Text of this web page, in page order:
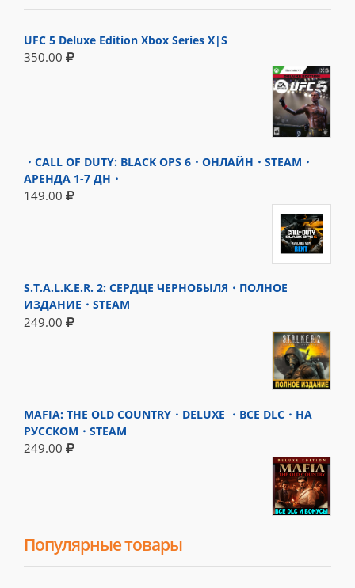
UFC 5 Deluxe Edition Xbox Series X|S
350.00
・CALL OF DUTY: BLACK OPS 6・ОНЛАЙН・STEAM・
АРЕНДА 1-7 ДН・
149.00
S.T.A.L.K.E.R. 2: СЕРДЦЕ ЧЕРНОБЫЛЯ・ПОЛНОЕ
ИЗДАНИЕ・STEAM
249.00
MAFIA: THE OLD COUNTRY・DELUXE ・ВСЕ DLC・НА
РУССКОМ・STEAM
249.00
Популярные товары